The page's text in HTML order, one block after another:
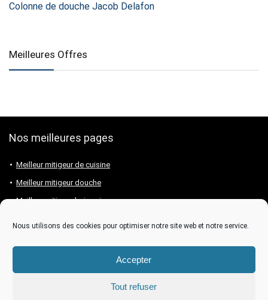
Nous utilisons des cookies pour optimiser notre site web et notre service.
Accepter
Tout refuser
Colonne de douche Jacob Delafon
Meilleures Offres
Nos meilleures pages
Meilleur mitigeur de cuisine
Meilleur mitigeur douche
Meilleur mitigeur baignoire